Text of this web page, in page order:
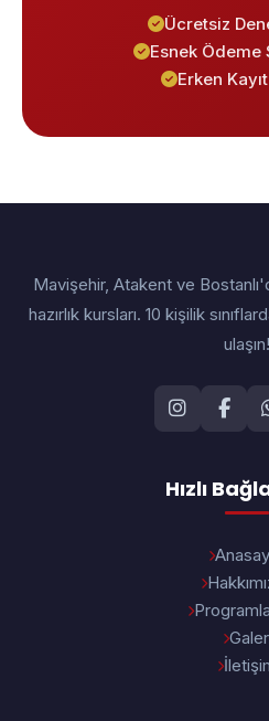
Ücretsiz
Esnek Ödeme
Erken
Mavişehir, Atakent ve
hazırlık kursları. 10 kişilik
ulaşın!
Hızlı